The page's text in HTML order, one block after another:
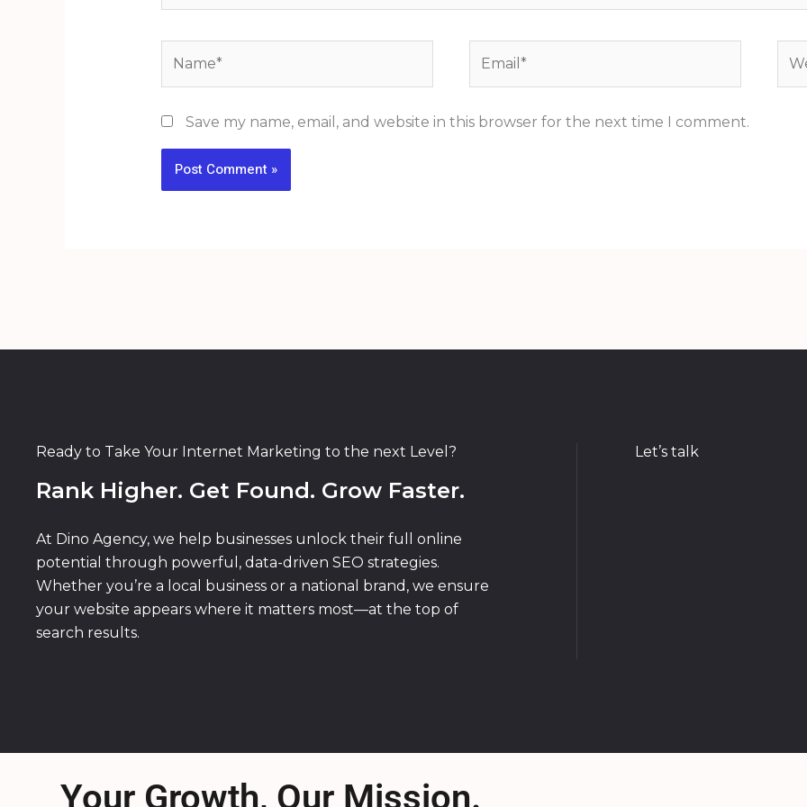
Save my name, email, and website in this browser for the next time I comment.
Ready to Take Your Internet Marketing to the next Level?
Rank Higher. Get Found. Grow Faster.
At Dino Agency, we help businesses unlock their full online
potential through powerful, data-driven SEO strategies.
Whether you’re a local business or a national brand, we ensure
your website appears where it matters most—at the top of
search results.
Let’s talk
Your Growth, Our Mission.